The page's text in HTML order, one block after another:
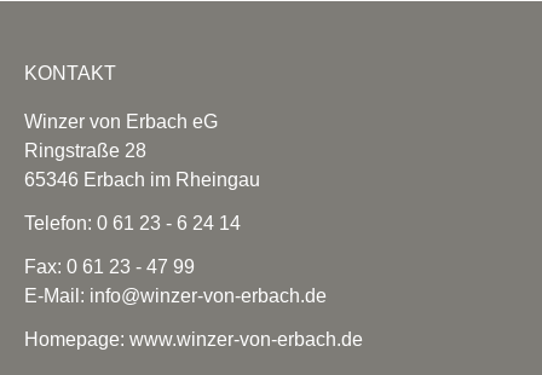
KONTAKT
Winzer von Erbach eG
Ringstraße 28
65346 Erbach im Rheingau
Telefon: 0 61 23 - 6 24 14
Fax: 0 61 23 - 47 99
E-Mail: info@winzer-von-erbach.de
Homepage: www.winzer-von-erbach.de